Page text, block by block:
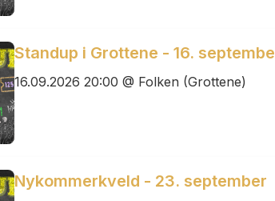
Standup i Grottene - 16.
16.09.2026 20:00 @ Folken (Grottene)
Nykommerkveld - 23. september